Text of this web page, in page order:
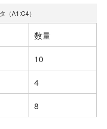
（A1:C4）
数量
10
4
8